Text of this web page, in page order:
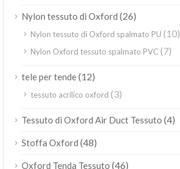
Nylon tessuto di Oxford (26)
Nylon tessuto di Oxford spalmato PU (10)
Nylon Oxford tessuto spalmato PVC(7)
tele per tende(12)
tessuto acrilico oxford (3)
Tessuto di Oxford Air Duct Tessuto (4)
Stoffa Oxford (48)
Oxford Tenda Tessuto (46)